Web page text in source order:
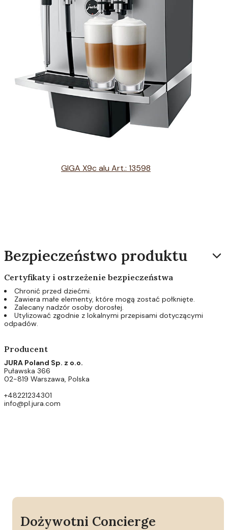
GIGA X9c alu Art.: 13598
Bezpieczeństwo produktu
Certyfikaty i ostrzeżenie bezpieczeństwa
Chronić przed dziećmi.
Zawiera małe elementy, które mogą zostać połknięte.
Zalecany nadzór osoby dorosłej.
Utylizować zgodnie z lokalnymi przepisami dotyczącymi
odpadów.
Producent
JURA Poland Sp. z o.o.
Puławska 366
02-819 Warszawa, Polska
+48221234301
info@pl.jura.com
Dożywotni Concierge